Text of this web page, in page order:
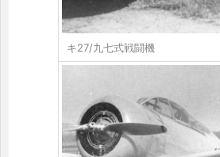
キ27/九七式戦闘機